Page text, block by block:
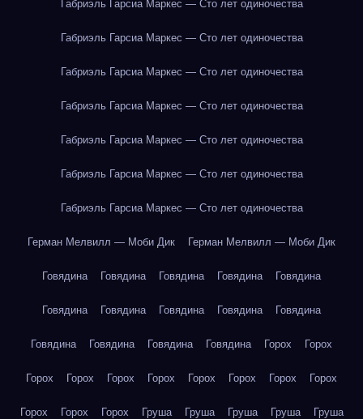
Габриэль Гарсиа Маркес — Сто лет одиночества
Габриэль Гарсиа Маркес — Сто лет одиночества
Габриэль Гарсиа Маркес — Сто лет одиночества
Габриэль Гарсиа Маркес — Сто лет одиночества
Габриэль Гарсиа Маркес — Сто лет одиночества
Габриэль Гарсиа Маркес — Сто лет одиночества
Габриэль Гарсиа Маркес — Сто лет одиночества
Герман Мелвилл — Моби Дик Герман Мелвилл — Моби Дик
Говядина Говядина Говядина Говядина Говядина
Говядина Говядина Говядина Говядина Говядина
Говядина Говядина Говядина Говядина Горох Горох
Горох Горох Горох Горох Горох Горох Горох Горох
Горох Горох Горох Груша Груша Груша Груша Груша